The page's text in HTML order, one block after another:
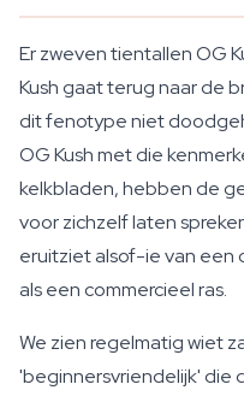
Er zweven tientallen OG
Kush gaat terug naar de
dit fenotype niet
OG Kush met die
kelkbladen, hebben de
voor zichzelf laten
eruitziet alsof-ie van een
als een commercieel ras.
We zien regelmatig wiet
'beginnersvriendelijk' die